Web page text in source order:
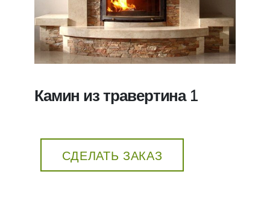
Камин из травертина 1
СДЕЛАТЬ ЗАКАЗ